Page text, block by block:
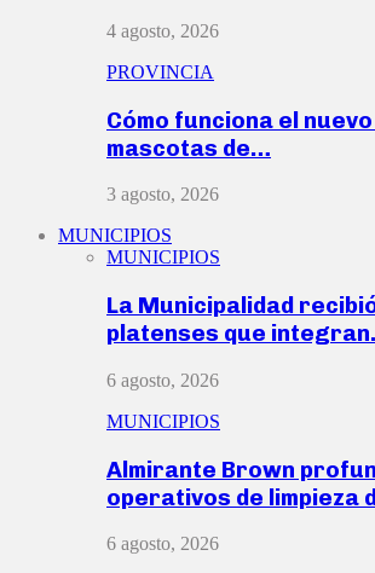
4 agosto, 2026
PROVINCIA
Cómo funciona el
mascotas de…
3 agosto, 2026
MUNICIPIOS
MUNICIPIOS
La Municipalidad
platenses que
6 agosto, 2026
MUNICIPIOS
Almirante Brown
operativos de limpieza
6 agosto, 2026